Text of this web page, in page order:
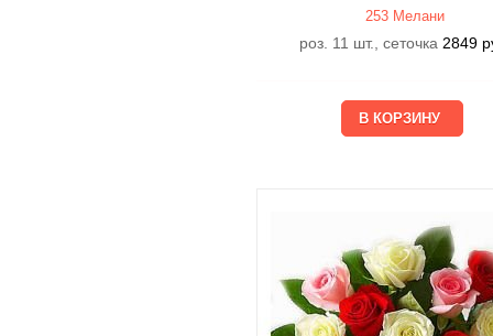
253 Мелани
роз. 11 шт., сеточка 2849